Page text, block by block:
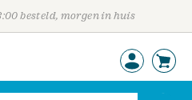
besteld, morgen in huis